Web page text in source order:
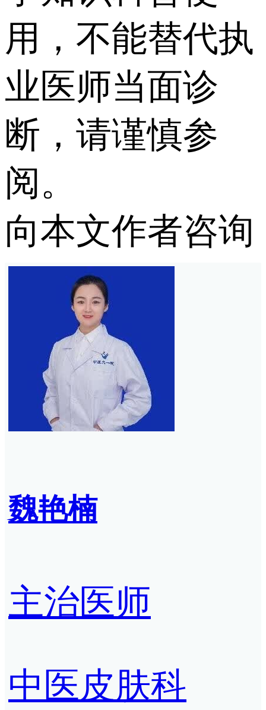
用，不能替代执
业医师当面诊
断，请谨慎参
阅。
向本文作者咨询
魏艳楠
主治医师
中医皮肤科